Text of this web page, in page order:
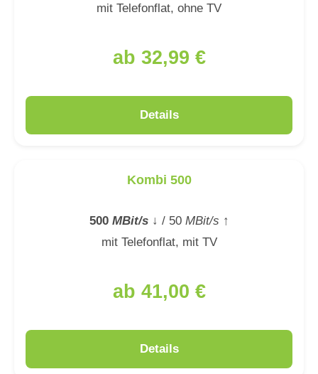
mit Telefonflat, ohne TV
ab 32,99 €
Details
Kombi 500
500MBit/s↓ / 50MBit/s ↑
mit Telefonflat, mit TV
ab 41,00 €
Details